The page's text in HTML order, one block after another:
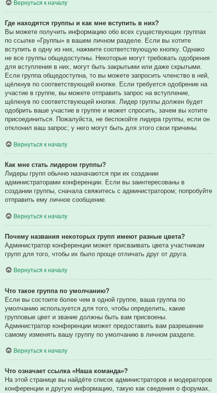
Вернуться к началу
Где находятся группы и как мне вступить в них?
Вы можете получить информацию обо всех существующих группах
по ссылке «Группы» в вашем личном разделе. Если вы хотите
вступить в одну из них, нажмите соответствующую кнопку. Однако
не все группы общедоступны. Некоторые могут требовать одобрения
для вступления в них, могут быть закрытыми или даже скрытыми.
Если группа общедоступна, то вы можете запросить членство в ней,
щёлкнув по соответствующей кнопке. Если требуется одобрение на
участие в группе, вы можете отправить запрос на вступление,
щёлкнув по соответствующей кнопке. Лидер группы должен будет
одобрить ваше участие в группе и может спросить, зачем вы хотите
присоединиться. Пожалуйста, не беспокойте лидера группы, если он
отклонил ваш запрос; у него могут быть для этого свои причины.
Вернуться к началу
Как мне стать лидером группы?
Лидеры групп обычно назначаются при их создании
администраторами конференции. Если вы заинтересованы в
создании группы, сначала свяжитесь с администратором; попробуйте
отправить ему личное сообщение.
Вернуться к началу
Почему названия некоторых групп имеют разные цвета?
Администратор конференции может присваивать цвета участникам
групп для того, чтобы их было проще отличать друг от друга.
Вернуться к началу
Что такое группа по умолчанию?
Если вы состоите более чем в одной группе, ваша группа по
умолчанию используется для того, чтобы определить, какие
групповые цвет и звание должны быть вам присвоены.
Администратор конференции может предоставить вам разрешение
самому изменять вашу группу по умолчанию в личном разделе.
Вернуться к началу
Что означает ссылка «Наша команда»?
На этой странице вы найдёте список администраторов и модераторов
конференции и другую информацию, такую как сведения о форумах,